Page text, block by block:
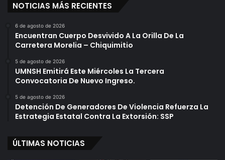
NOTICIAS MÁS RECIENTES
6 de agosto de 2026
Encuentran Cuerpo Desvivido A La Orilla De La
Carretera Morelia – Chiquimitio
5 de agosto de 2026
UMNSH Emitirá Este Miércoles La Tercera
Convocatoria De Nuevo Ingreso.
5 de agosto de 2026
Detención De Generadores De Violencia Refuerza La
Estrategia Estatal Contra La Extorsión: SSP
ÚLTIMAS NOTICIAS